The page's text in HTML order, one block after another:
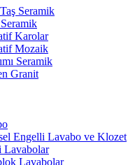
Seramik
Karolar
Mozaik
Seramik
Granit
Engelli Lavabo ve Klozet
Lavabolar
Lavabolar